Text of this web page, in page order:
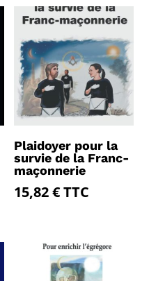
Plaidoyer pour la
survie de la Franc-
maçonnerie
15,82€TTC